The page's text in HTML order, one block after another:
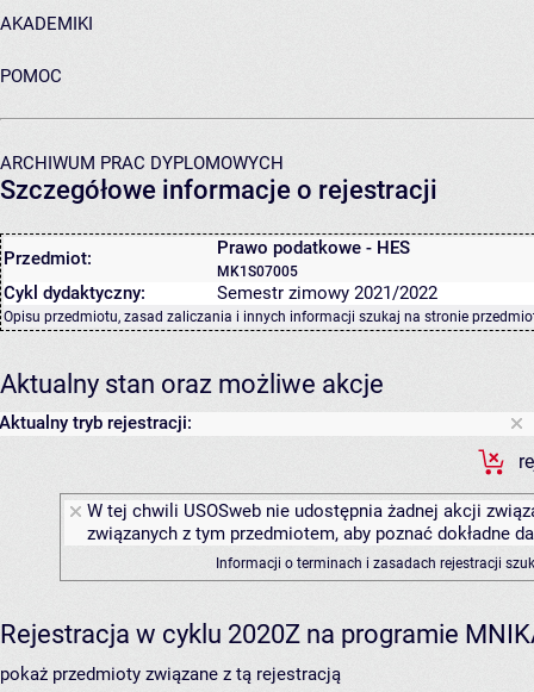
AKADEMIKI
POMOC
ARCHIWUM PRAC DYPLOMOWYCH
Szczegółowe informacje o rejestracji
Przedmiot: Prawo podatkowe - HES
MK1S07005
Cykl dydaktyczny: Semestr zimowy 2021/2022
Opisu przedmiotu, zasad zaliczania i innych informacji szukaj na stronie
Aktualny stan oraz możliwe akcje
Aktualny tryb rejestracji:
W tej chwili USOSweb nie udostępnia żadnej akcji
związanych z tym przedmiotem, aby poznać dokładne
Informacji o terminach i zasadach rejestracji
Rejestracja w cyklu 2020Z na programie
pokaż przedmioty związane z tą rejestracją